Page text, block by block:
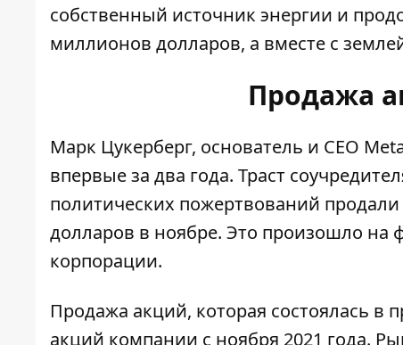
собственный источник энергии и
миллионов долларов, а вместе с
Продажа
Марк Цукерберг, основатель и СЕО
впервые за два года. Траст
политических пожертвований
долларов в ноябре. Это произошло
корпорации.
Продажа акций, которая состоялась
акций компании с ноября 2021 года.